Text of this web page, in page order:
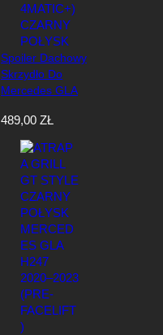
n
a
j
n
o
w
z
c
h
Spoiler Dachowy
Skrzydło Do
Mercedes GLA
AMG-Style
(GLA35, GLA45,
GLA45 S
4MATIC+) Czarny
Połysk
489,00 ZŁ